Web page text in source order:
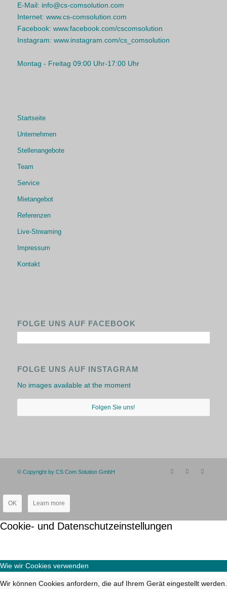
E-Mail: info@cs-comsolution.com
Internet: www.cs-comsolution.com
Facebook: www.facebook.com/cscomsolution
Instagram: www.instagram.com/cs_comsolution
Montag - Freitag 09:00 Uhr-17:00 Uhr
Startseite
Unternehmen
Stellenangebote
Team
Service
Mietangebot
Referenzen
Live-Streaming
Impressum
Kontakt
FOLGE UNS AUF FACEBOOK
FOLGE UNS AUF INSTAGRAM
No images available at the moment
Folgen Sie uns!
© Copyright by CS Com Solution GmbH
OK Learn more
Cookie- und Datenschutzeinstellungen
Wie wir Cookies verwenden
Wir können Cookies anfordern, die auf Ihrem Gerät eingestellt werden.